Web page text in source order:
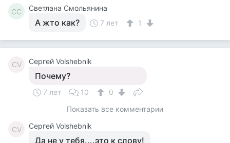
СС Светлана Смольянина
А жто как? 7 лет 1
СV Сергей Volshebnik
Почему?
7 лет 10
0
Показать все комментарии
СV Сергей Volshebnik
Да не у тебя....это к слову!